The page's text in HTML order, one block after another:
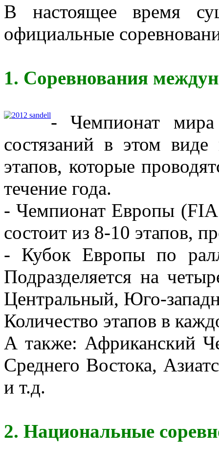
В настоящее время
официальные
1. Соревнования
- Чемпионат
состязаний в этом
этапов, которые
течение года.
- Чемпионат Европы
состоит из 8-10 этапов,
- Кубок Европы по
Подразделяется на
Центральный, Юго-
Количество этапов в
А также: Африканский
Среднего Востока,
и т.д.
2. Национальные